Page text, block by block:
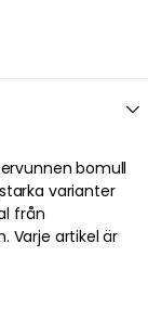
bomull
varianter
från
Varje artikel är